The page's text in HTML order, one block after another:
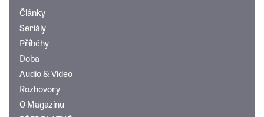
Články
Seriály
Příběhy
Doba
Audio & Video
Rozhovory
O Magazínu